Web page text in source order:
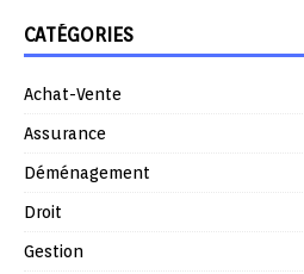
CATÉGORIES
Achat-Vente
Assurance
Déménagement
Droit
Gestion